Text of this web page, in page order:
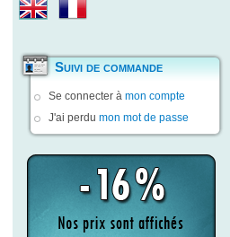
Suivi de commande
Se connecter à mon compte
J'ai perdu mon mot de passe